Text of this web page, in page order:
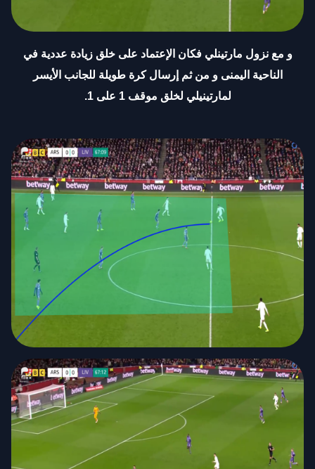
و مع نزول مارتينلي فكان الإعتماد على خلق زيادة عددية في
الناحية اليمنى و من ثم إرسال كرة طويلة للجانب الأيسر
لمارتينيلي لخلق موقف 1 على 1
.